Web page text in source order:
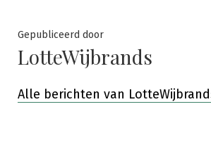
Gepubliceerd door
LotteWijbrands
Alle berichten van